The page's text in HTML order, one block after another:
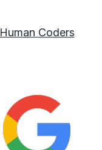
Human Coders